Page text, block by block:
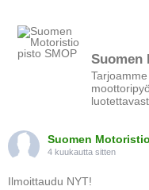
Suomen
Suomen
4 kuukautta sitten
Ilmoittaudu NYT!